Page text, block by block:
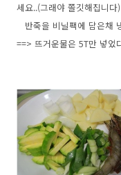
세요..(그래야 쫄깃해집니다)
반죽을 비닐팩에 담은채
==> 뜨거운물은 5T만 넣었